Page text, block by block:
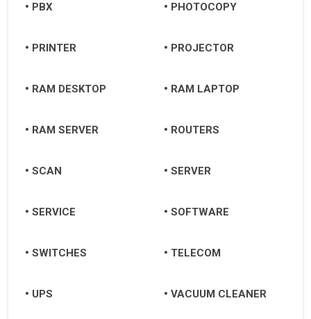
PBX PHOTOCOPY
PRINTER PROJECTOR
RAM DESKTOP RAM LAPTOP
RAM SERVER ROUTERS
SCAN SERVER
SERVICE SOFTWARE
SWITCHES TELECOM
UPS VACUUM CLEANER